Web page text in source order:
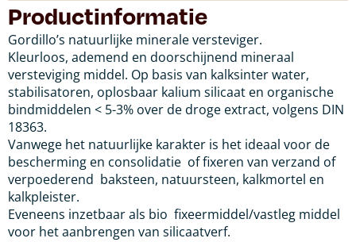
Productinformatie
Gordillo’s natuurlijke minerale versteviger.
Kleurloos, ademend en doorschijnend mineraal
versteviging middel. Op basis van kalksinter water,
stabilisatoren, oplosbaar kalium silicaat en organische
bindmiddelen < 5-3% over de droge extract, volgens DIN
18363.
Vanwege het natuurlijke karakter is het ideaal voor de
bescherming en consolidatie of fixeren van verzand of
verpoederend baksteen, natuursteen, kalkmortel en
kalkpleister.
Eveneens inzetbaar als bio fixeermiddel/vastleg middel
voor het aanbrengen van silicaatverf.